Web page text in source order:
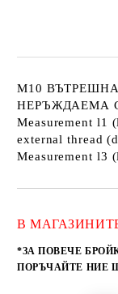
M10
НЕРЪЖДАЕМА
Measurement l1
external thread
Measurement l3
В
*ЗА ПОВЕЧЕ
ПОРЪЧАЙТЕ НИЕ